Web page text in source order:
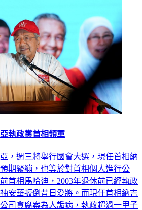
執政黨首相領軍
，週三將舉行國會大選，現任首相納
期緊繃，也等於對首相個人進行公
首相馬哈迪，2003年退休前已經執政
安華扳倒昔日愛將。而現任首相納吉
司貪腐案為人詬病，執政超過一甲子